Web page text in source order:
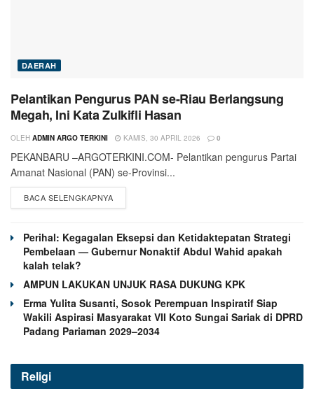
DAERAH
Pelantikan Pengurus PAN se-Riau Berlangsung
Megah, Ini Kata Zulkifli Hasan
OLEH ADMIN ARGO TERKINI KAMIS, 30 APRIL 2026 0
PEKANBARU –ARGOTERKINI.COM- Pelantikan pengurus Partai
Amanat Nasional (PAN) se-Provinsi...
BACA SELENGKAPNYA
Perihal: Kegagalan Eksepsi dan Ketidaktepatan Strategi
Pembelaan — Gubernur Nonaktif Abdul Wahid apakah
kalah telak?
AMPUN LAKUKAN UNJUK RASA DUKUNG KPK
Erma Yulita Susanti, Sosok Perempuan Inspiratif Siap
Wakili Aspirasi Masyarakat VII Koto Sungai Sariak di DPRD
Padang Pariaman 2029–2034
Religi